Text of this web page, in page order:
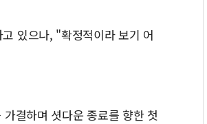
있으나, "확정적이라 보기 어
결하며 셧다운 종료를 향한 첫